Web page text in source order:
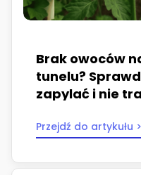
Brak owoców
tunelu?
zapylać i nie
Przejdź do artykułu >